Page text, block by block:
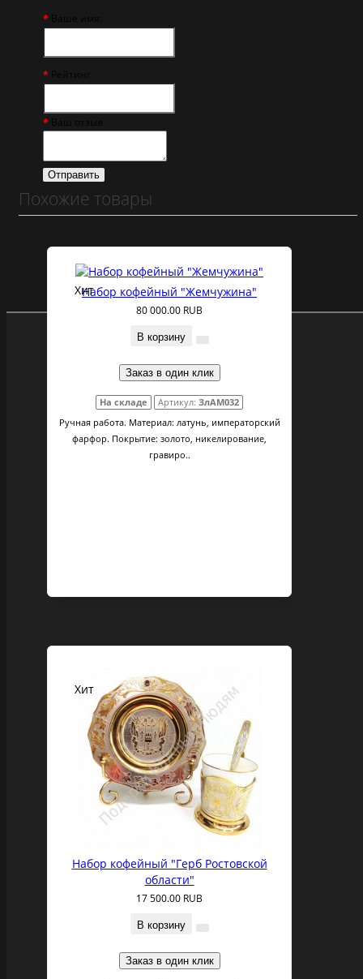
Ваше имя:
Рейтинг
Ваш отзыв
Отправить
Похожие товары
Хит
Набор кофейный "Жемчужина"
80 000.00 RUB
В корзину
Заказ в один клик
На складе Артикул: ЗлАМ032
Ручная работа. Материал: латунь, императорский
фарфор. Покрытие: золото, никелирование,
гравиро..
Хит
Набор кофейный "Герб Ростовской
области"
17 500.00 RUB
В корзину
Заказ в один клик